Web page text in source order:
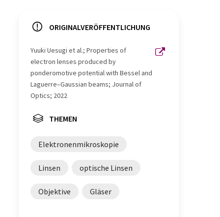
ORIGINALVERÖFFENTLICHUNG
Yuuki Uesugi et al.; Properties of
electron lenses produced by
ponderomotive potential with Bessel and
Laguerre–Gaussian beams; Journal of
Optics; 2022
THEMEN
Elektronenmikroskopie
Linsen optische Linsen
Objektive Gläser